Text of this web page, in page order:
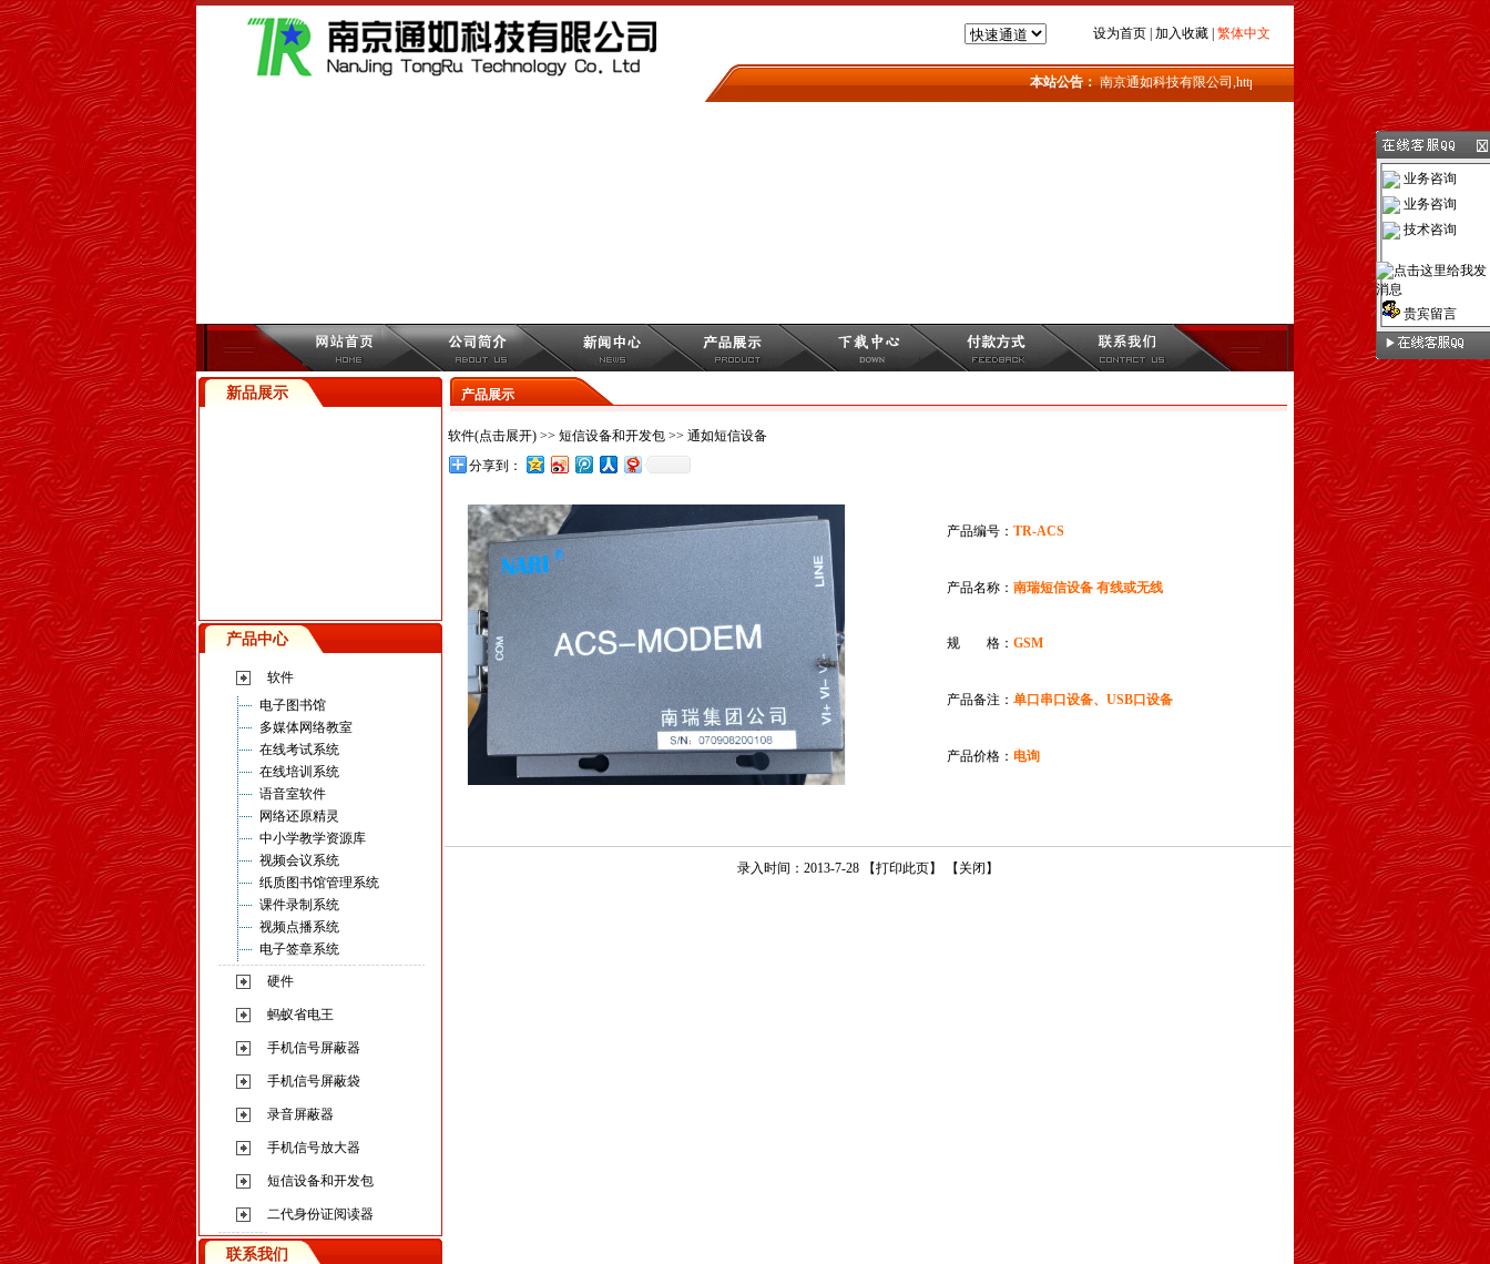
设为首页| 加入收藏| 繁体中文
本站公告： 南京通如科技有限公司,http://www.tongru.net,电话
新品展示
产品中心
软件
电子图书馆
多媒体网络教室
在线考试系统
在线培训系统
语音室软件
网络还原精灵
中小学教学资源库
视频会议系统
纸质图书馆管理系统
课件录制系统
视频点播系统
电子签章系统
硬件
蚂蚁省电王
手机信号屏蔽器
手机信号屏蔽袋
录音屏蔽器
手机信号放大器
短信设备和开发包
二代身份证阅读器
联系我们
产品展示
软件(点击展开) >> 短信设备和开发包 >> 通如短信设备
分享到：
产品编号： TR-ACS
产品名称： 南瑞短信设备 有线或无线
规 格： GSM
产品备注： 单口串口设备、USB口设备
产品价格： 电询
录入时间：2013-7-28 【打印此页】 【 关闭 】
业务咨询
业务咨询
技术咨询
贵宾留言